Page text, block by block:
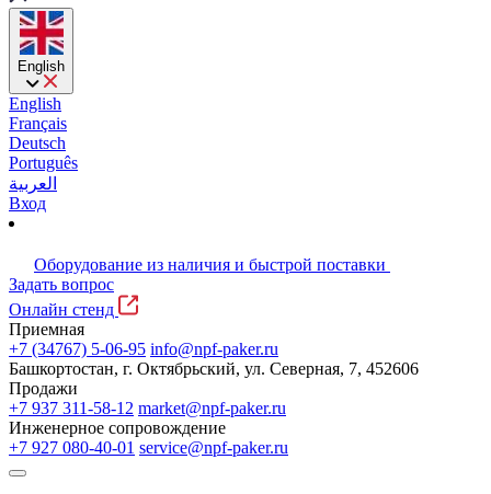
English
English
Français
Deutsch
Português
العربية
Вход
Оборудование из наличия и быстрой поставки
Задать вопрос
Онлайн стенд
Приемная
+7 (34767) 5-06-95 info@npf-paker.ru
Башкортостан, г. Октябрьский, ул. Северная, 7, 452606
Продажи
+7 937 311-58-12 market@npf-paker.ru
Инженерное сопровождение
+7 927 080-40-01 service@npf-paker.ru